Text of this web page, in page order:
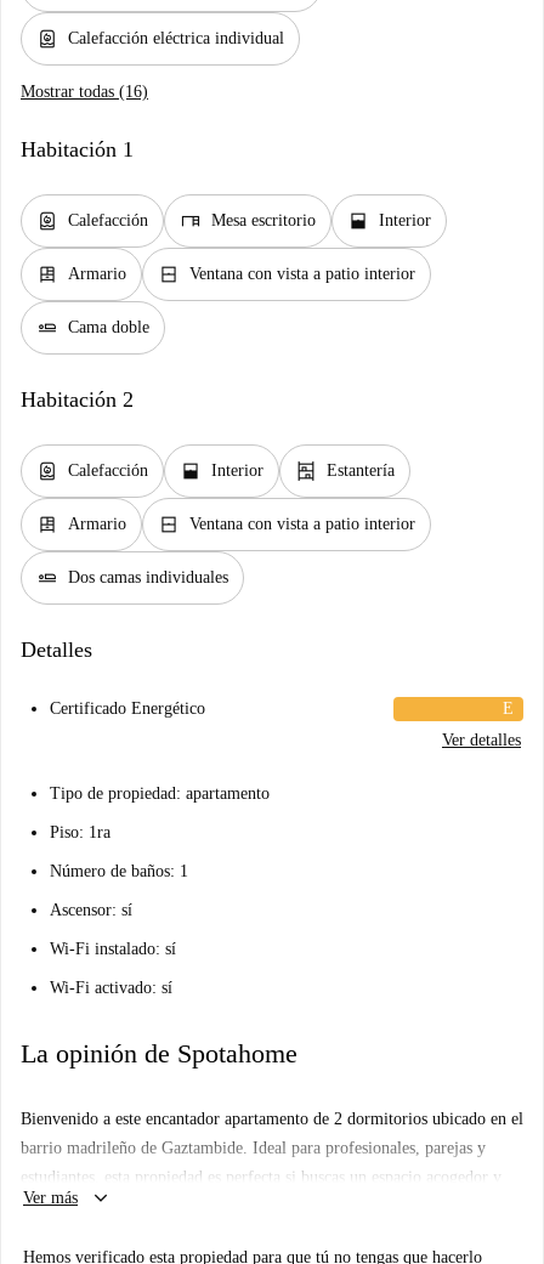
water_heater Calefacción eléctrica individual
Mostrar todas (16)
Habitación 1
water_heater Calefacción desk Mesa escritorio window_open Interior
dresser Armario window_closed Ventana con vista a patio interior
airline_seat_flat Cama doble
Habitación 2
water_heater Calefacción window_open Interior shelves Estantería
dresser Armario window_closed Ventana con vista a patio interior
airline_seat_flat Dos camas individuales
Detalles
Certificado Energético
E
Ver detalles
Tipo de propiedad: apartamento
Piso: 1ra
Número de baños: 1
Ascensor: sí
Wi-Fi instalado: sí
Wi-Fi activado: sí
La opinión de Spotahome
Bienvenido a este encantador apartamento de 2 dormitorios ubicado en el
barrio madrileño de Gaztambide. Ideal para profesionales, parejas y
estudiantes, esta propiedad es perfecta si buscas un espacio acogedor y
acogedor. El apartamento está completamente amueblado e incluye
Ver más keyboard_arrow_down
Hemos verificado esta propiedad para que tú no tengas que hacerlo